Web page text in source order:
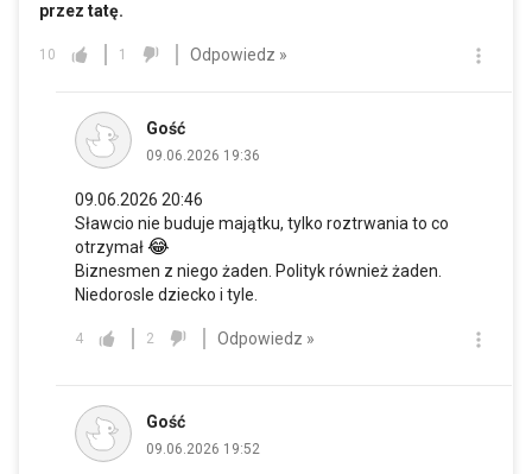
przez tatę.
10 1 Odpowiedz »
Gość
09.06.2026 19:36
09.06.2026 20:46
Sławcio nie buduje majątku, tylko roztrwania to co
otrzymał😂
Biznesmen z niego żaden. Polityk również żaden.
Niedorosle dziecko i tyle.
4 2 Odpowiedz »
Gość
09.06.2026 19:52